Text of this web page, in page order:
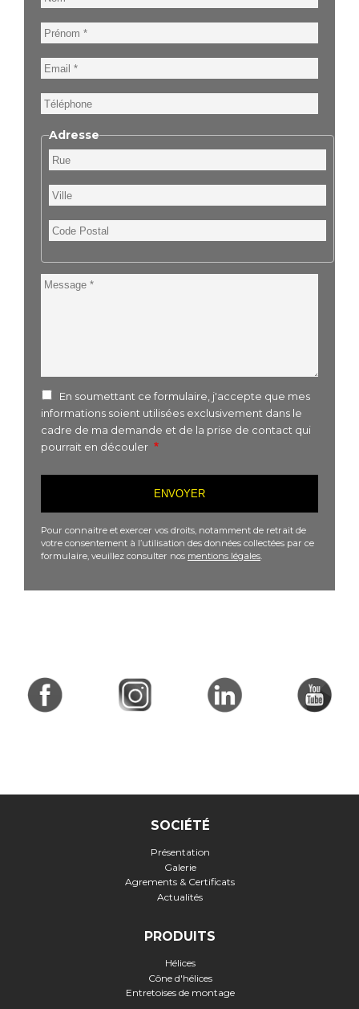
Prénom
Email
Téléphone
Adresse
Rue
Ville
Code
Postal
Message
En soumettant ce formulaire, j'accepte que mes
informations soient utilisées exclusivement dans le
cadre de ma demande et de la prise de contact qui
pourrait en découler
Pour connaitre et exercer vos droits, notamment de retrait de
votre consentement à l’utilisation des données collectées par ce
formulaire, veuillez consulter nos mentions légales.
SOCIÉTÉ
Présentation
Galerie
Agrements & Certificats
Actualités
PRODUITS
Hélices
Cône d'hélices
Entretoises de montage